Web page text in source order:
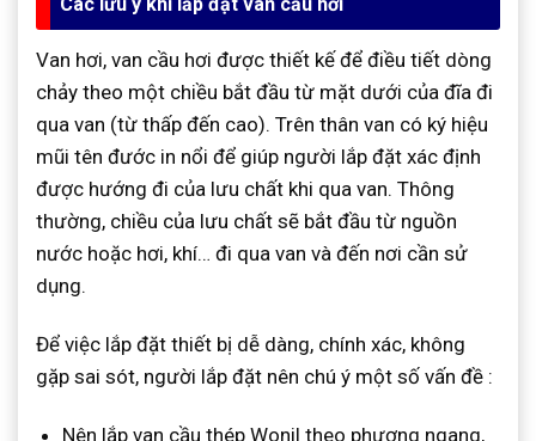
Van hơi, van cầu hơi được thiết kế để điều tiết dòng
chảy theo một chiều bắt đầu từ mặt dưới của đĩa đi
qua van (từ thấp đến cao). Trên thân van có ký hiệu
mũi tên đước in nổi để giúp người lắp đặt xác định
được hướng đi của lưu chất khi qua van. Thông
thường, chiều của lưu chất sẽ bắt đầu từ nguồn
nước hoặc hơi, khí… đi qua van và đến nơi cần sử
dụng.
Để việc lắp đặt thiết bị dễ dàng, chính xác, không
gặp sai sót, người lắp đặt nên chú ý một số vấn đề :
Nên lắp van cầu thép Wonil theo phương ngang,